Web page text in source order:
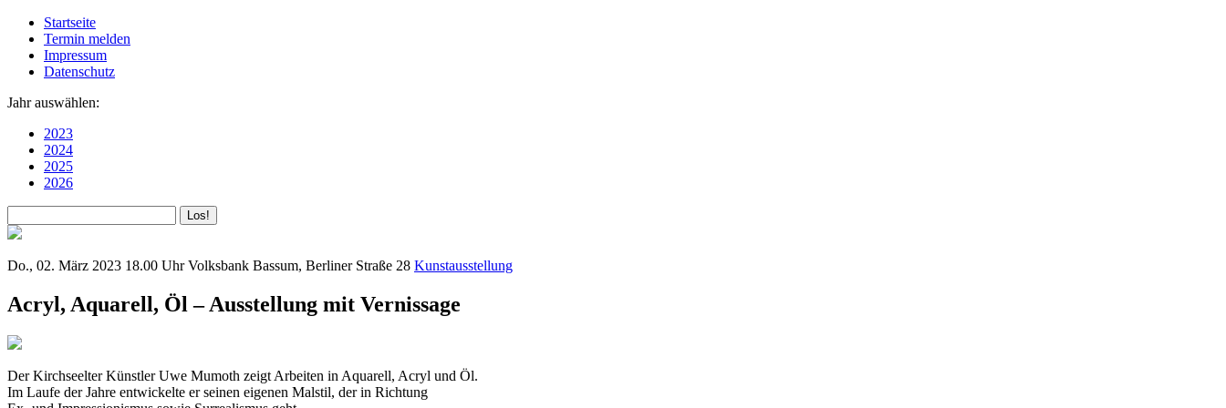
Startseite
Termin melden
Impressum
Datenschutz
Jahr auswählen:
2023
2024
2025
2026
Do., 02. März 2023 18.00 Uhr Volksbank Bassum, Berliner Straße 28 Kunstausstellung
Acryl, Aquarell, Öl – Ausstellung mit Vernissage
Der Kirchseelter Künstler Uwe Mumoth zeigt Arbeiten in Aquarell, Acryl und Öl.
Im Laufe der Jahre entwickelte er seinen eigenen Malstil, der in Richtung